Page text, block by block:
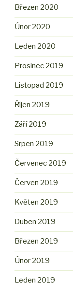
Březen 2020
Únor 2020
Leden 2020
Prosinec 2019
Listopad 2019
Říjen 2019
Září 2019
Srpen 2019
Červenec 2019
Červen 2019
Květen 2019
Duben 2019
Březen 2019
Únor 2019
Leden 2019